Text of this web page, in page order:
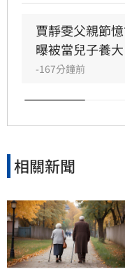
在門外落淚。最
父親曬太陽時，
父親，沒想到那
後便陷入永眠。
中最深的遺憾，
關係，但錯過的
賈靜雯父親節
曝被當兒子養大
-167分鐘前
相關新聞